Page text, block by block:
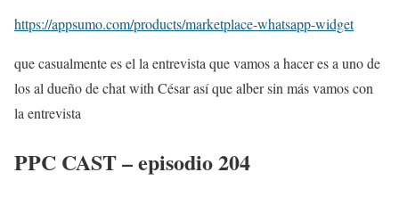
https://appsumo.com/products/marketplace-whatsapp-widget
que casualmente es el la entrevista que vamos a hacer es a uno de
los al dueño de chat with César así que alber sin más vamos con
la entrevista
PPC CAST – episodio 204